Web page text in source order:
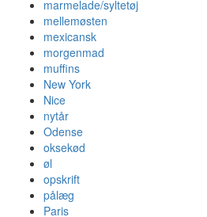
marmelade/syltetøj
mellemøsten
mexicansk
morgenmad
muffins
New York
Nice
nytår
Odense
oksekød
øl
opskrift
pålæg
Paris